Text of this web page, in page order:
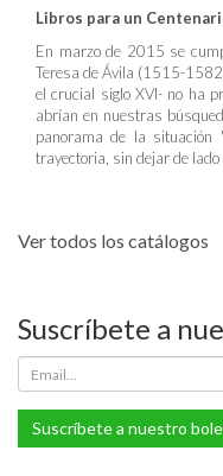
Libros para un
En marzo de 2015 se
Teresa de Ávila (1515-
el crucial siglo XVI- no ha
abrían en nuestras
panorama de la situación
trayectoria, sin dejar de
Ver todos los catálogos
Suscríbete a
Suscríbete a nuestro